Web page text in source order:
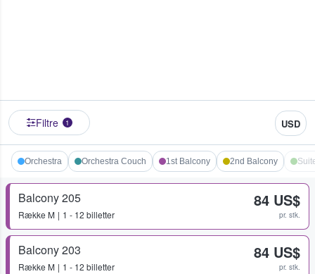
Filtre 1 USD
Orchestra Orchestra Couch 1st Balcony 2nd Balcony
Balcony 205
Række M 1 - 12 billetter
84 US$
pr. stk.
Balcony 203
Række M 1 - 12 billetter
84 US$
pr. stk.